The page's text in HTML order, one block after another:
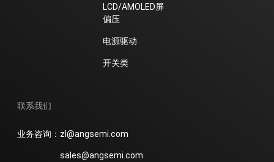
LCD/AMOLED屏
偏压
电源驱动
开关类
联系我们
业务咨询：zl@angsemi.com
sales@angsemi.com